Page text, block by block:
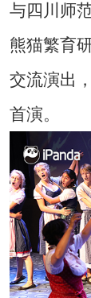
与四川师
熊猫繁育
交流演出
首演。